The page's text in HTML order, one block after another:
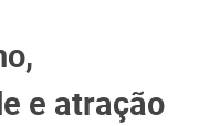
e atração